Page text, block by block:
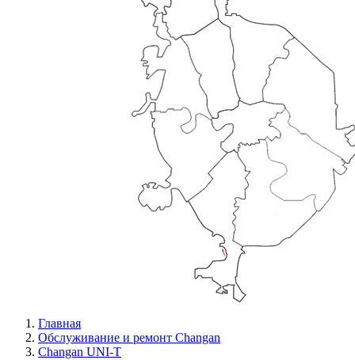
Главная
Обслуживание и ремонт Changan
Changan UNI-T